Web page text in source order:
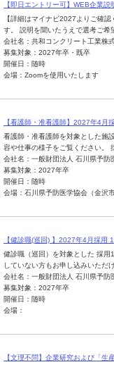
【即日エントリー可】WEB企業説
【詳細はマイナビ2027よりご確
す。 説明を聞いたうえで選考ご希
会社名：共和コンクリート工業株
募集対象：2027年卒・既卒
開催日：随時
会場：Zoomを使用いたします
【看護師・准看護師】2027年4
看護師・准看護師を対象とした施
容や仕事の様子をご覧ください。
会社名：一般財団法人 石川県予防
募集対象：2027年卒
開催日：随時
会場：石川県予防医学協会（金沢市
【健診職(巡回) 】2027年4月採用
健診職（巡回）を対象とした 採用
していない方もお申し込みいただ
会社名：一般財団法人 石川県予防
募集対象：2027年卒
開催日：随時
会場：
【文理不問】企業研究および「生